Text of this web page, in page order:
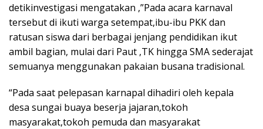
detikinvestigasi mengatakan ,”Pada acara karnaval
tersebut di ikuti warga setempat,ibu-ibu PKK dan
ratusan siswa dari berbagai jenjang pendidikan ikut
ambil bagian, mulai dari Paut ,TK hingga SMA sederajat
semuanya menggunakan pakaian busana tradisional.
“Pada saat pelepasan karnapal dihadiri oleh kepala
desa sungai buaya beserja jajaran,tokoh
masyarakat,tokoh pemuda dan masyarakat